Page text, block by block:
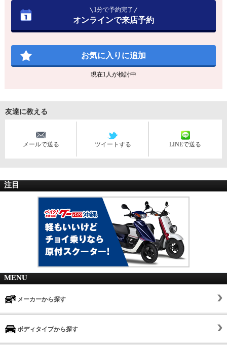
1分で予約完了
オンラインで来店予約
お気に入りに追加
現在1人が検討中
友達に教える
メールで送る ツイートする LINEで送る
注目
MENU
メーカーから探す
ボディタイプから探す